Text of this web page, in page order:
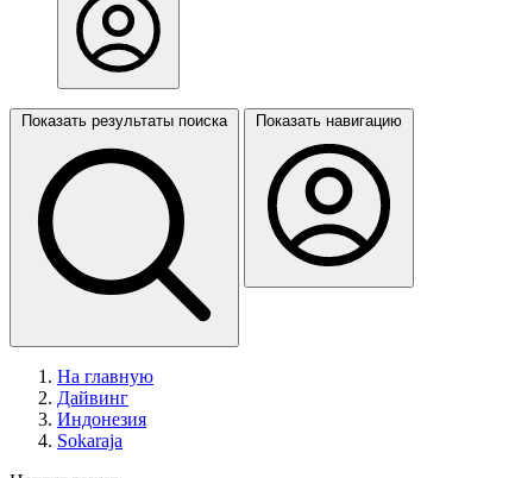
Показать результаты поиска Показать навигацию
На главную
Дайвинг
Индонезия
Sokaraja